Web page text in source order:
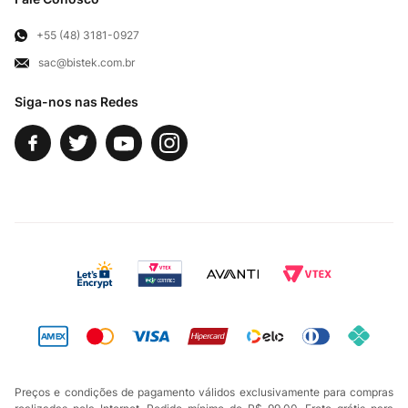
Siga-nos nas Redes
Exercício de Direito
Fale Conosco
+55 (48) 3181-0927
sac@bistek.com.br
Preços e condições de pagamento válidos exclusivamente para compras